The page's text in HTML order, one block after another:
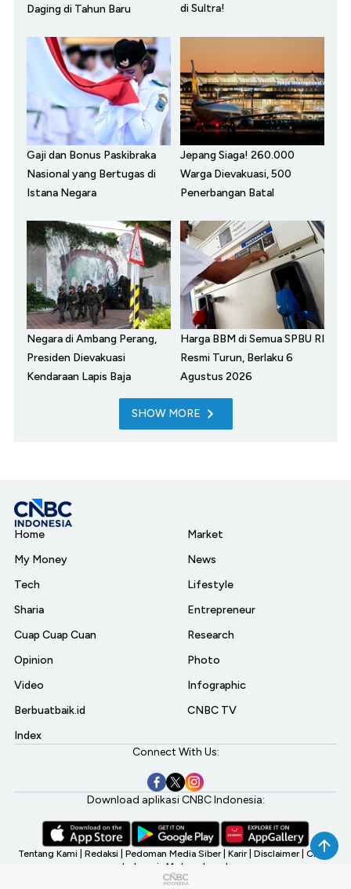
Daging di Tahun Baru
di Sultra!
Gaji dan Bonus Paskibraka
Nasional yang Bertugas di
Istana Negara
Jepang Siaga! 260.000
Warga Dievakuasi, 500
Penerbangan Batal
Negara di Ambang Perang,
Presiden Dievakuasi
Kendaraan Lapis Baja
Harga BBM di Semua SPBU RI
Resmi Turun, Berlaku 6
Agustus 2026
SHOW MORE
Home
My Money
Tech
Sharia
Cuap Cuap Cuan
Opinion
Video
Berbuatbaik.id
Index
Market
News
Lifestyle
Entrepreneur
Research
Photo
Infographic
CNBC TV
Connect With Us:
Download aplikasi CNBC Indonesia:
Tentang Kami Redaksi Pedoman Media Siber Karir Disclaimer CNBC
Indonesia My Investment
©2026 CNBC Indonesia, A Transmedia Company